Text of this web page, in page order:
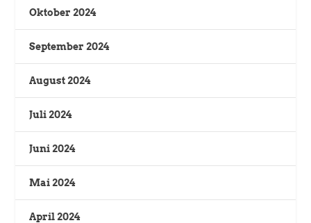
Oktober 2024
September 2024
August 2024
Juli 2024
Juni 2024
Mai 2024
April 2024